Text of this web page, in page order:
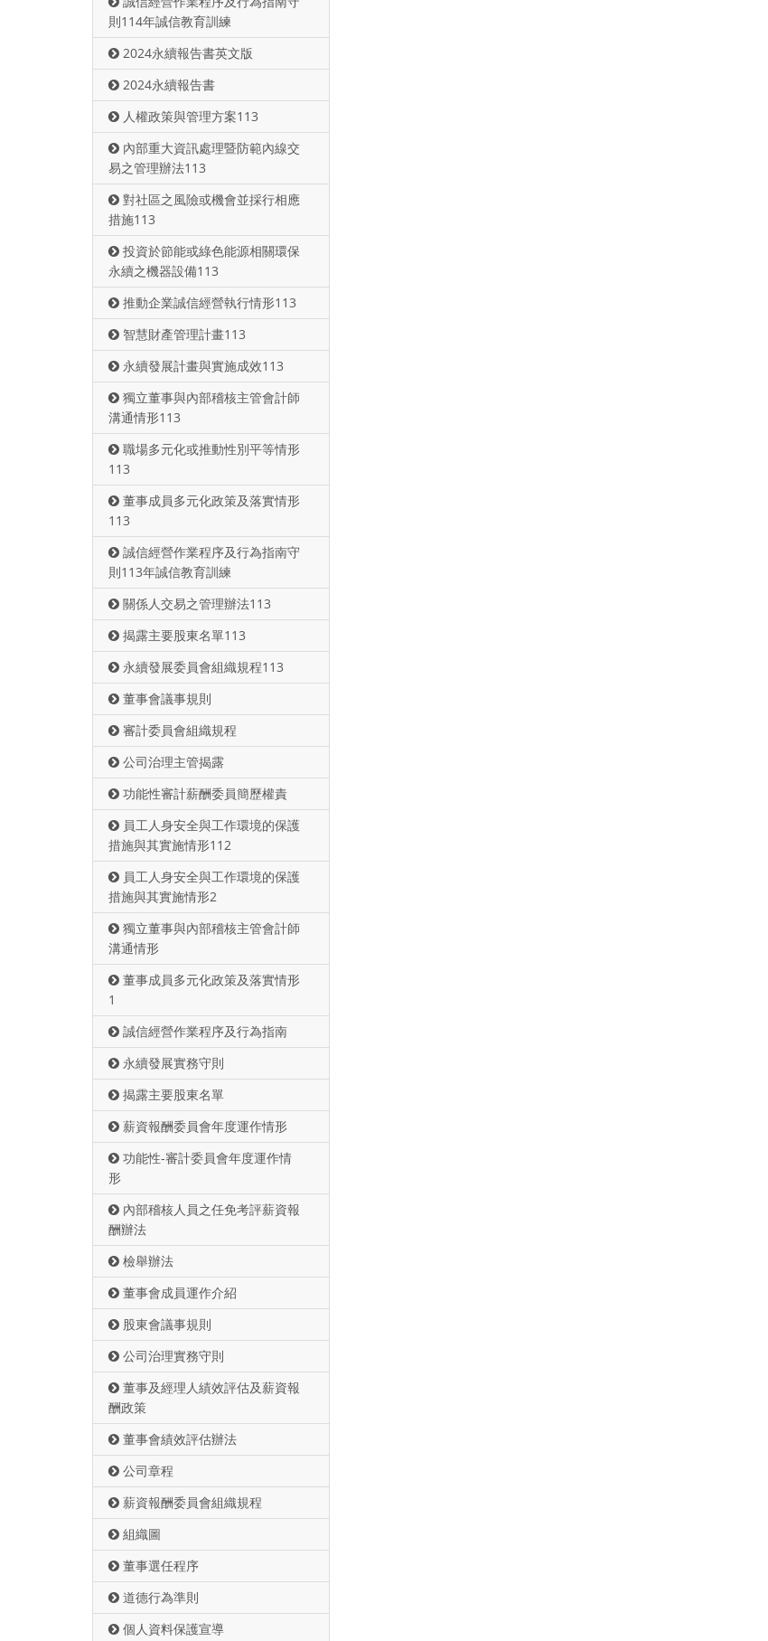
則114年誠信教育訓練
2024永續報告書英文版
2024永續報告書
人權政策與管理方案113
內部重大資訊處理暨防範內線交
易之管理辦法113
對社區之風險或機會並採行相應
措施113
投資於節能或綠色能源相關環保
永續之機器設備113
推動企業誠信經營執行情形113
智慧財產管理計畫113
永續發展計畫與實施成效113
獨立董事與內部稽核主管會計師
溝通情形113
職場多元化或推動性別平等情形
113
董事成員多元化政策及落實情形
113
誠信經營作業程序及行為指南守
則113年誠信教育訓練
關係人交易之管理辦法113
揭露主要股東名單113
永續發展委員會組織規程113
董事會議事規則
審計委員會組織規程
公司治理主管揭露
功能性審計薪酬委員簡歷權責
員工人身安全與工作環境的保護
措施與其實施情形112
員工人身安全與工作環境的保護
措施與其實施情形2
獨立董事與內部稽核主管會計師
溝通情形
董事成員多元化政策及落實情形
1
誠信經營作業程序及行為指南
永續發展實務守則
揭露主要股東名單
薪資報酬委員會年度運作情形
功能性-審計委員會年度運作情
形
內部稽核人員之任免考評薪資報
酬辦法
檢舉辦法
董事會成員運作介紹
股東會議事規則
公司治理實務守則
董事及經理人績效評估及薪資報
酬政策
董事會績效評估辦法
公司章程
薪資報酬委員會組織規程
組織圖
董事選任程序
道德行為準則
個人資料保護宣導